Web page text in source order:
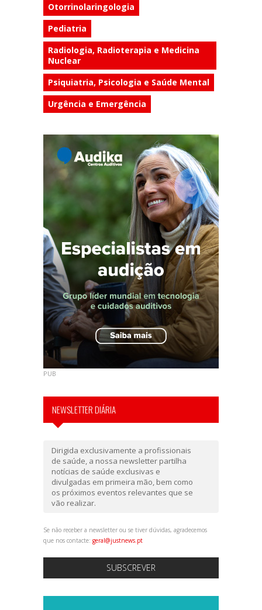
Otorrinolaringologia
Pediatria
Radiologia, Radioterapia e Medicina
Nuclear
Psiquiatria, Psicologia e Saúde Mental
Urgência e Emergência
PUB
NEWSLETTER DIÁRIA
Dirigida exclusivamente a profissionais
de saúde, a nossa newsletter partilha
notícias de saúde exclusivas e
divulgadas em primeira mão, bem como
os próximos eventos relevantes que se
vão realizar.
Se não receber a newsletter ou se tiver dúvidas, agradecemos
que nos contacte: geral@justnews.pt
SUBSCREVER